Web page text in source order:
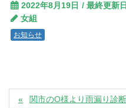
2022年8月19日 / 最終更新
女組
お知らせ
関市のO様より雨漏り診